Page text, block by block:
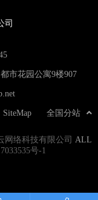
司
市花园公寓9楼907
全国分站
SiteMap
网络科技有限公司
ALL
号-1